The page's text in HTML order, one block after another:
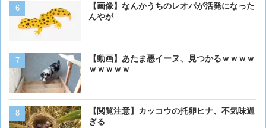
【画像】なんかうちのレオパが活発になった
んやが
【動画】あたま悪イーヌ、見つかるｗｗｗｗ
ｗｗｗｗｗ
【閲覧注意】カッコウの托卵ヒナ、不気味過
ぎる
【画像】16歳の犬が起きま
【画像】猫が抱きついてく
【画像】ボクの横に来る実